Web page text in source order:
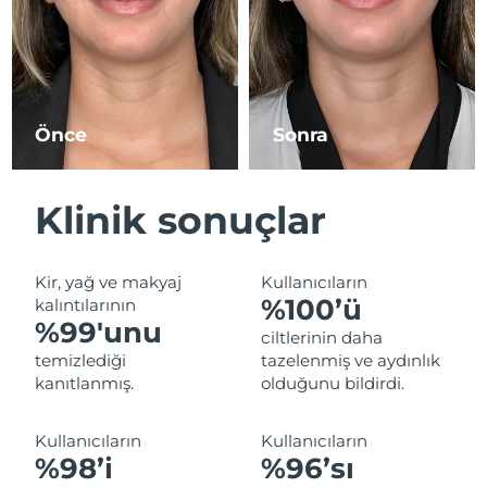
Önce Sonra
Klinik sonuçlar
Kir, yağ ve makyaj
kalıntılarının
%99'unu
temizlediği
kanıtlanmış.
Kullanıcıların
%100’ü
ciltlerinin daha
tazelenmiş ve aydınlık
olduğunu bildirdi.
Kullanıcıların
%98’i
Kullanıcıların
%96’sı
İsrail
Tahmini teslim tarihi
13/08/2026
İtalya
Tahmini teslim tarihi
09/08/2026
Japonya
Tahmini teslim tarihi
Jersey
Tahmini teslim tarihi
Kazakistan
Tahmini teslim tarihi
Kuveyt
Tahmini teslim tarihi
09/08/2026
Letonya